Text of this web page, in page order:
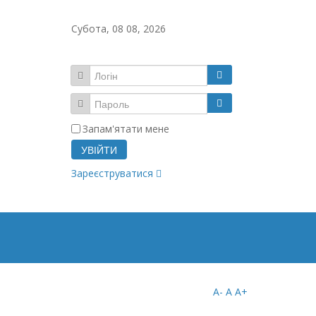
Субота, 08 08, 2026
Запам'ятати мене
УВІЙТИ
Зареєструватися
A- A A+